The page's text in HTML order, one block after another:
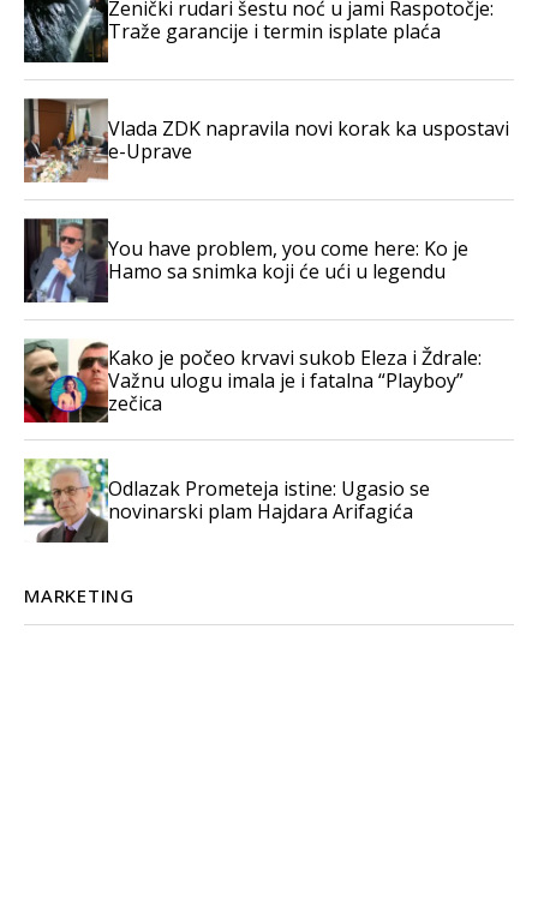
Zenički rudari šestu noć u jami Raspotočje:
Traže garancije i termin isplate plaća
Vlada ZDK napravila novi korak ka uspostavi
e-Uprave
You have problem, you come here: Ko je
Hamo sa snimka koji će ući u legendu
Kako je počeo krvavi sukob Eleza i Ždrale:
Važnu ulogu imala je i fatalna “Playboy”
zečica
Odlazak Prometeja istine: Ugasio se
novinarski plam Hajdara Arifagića
MARKETING